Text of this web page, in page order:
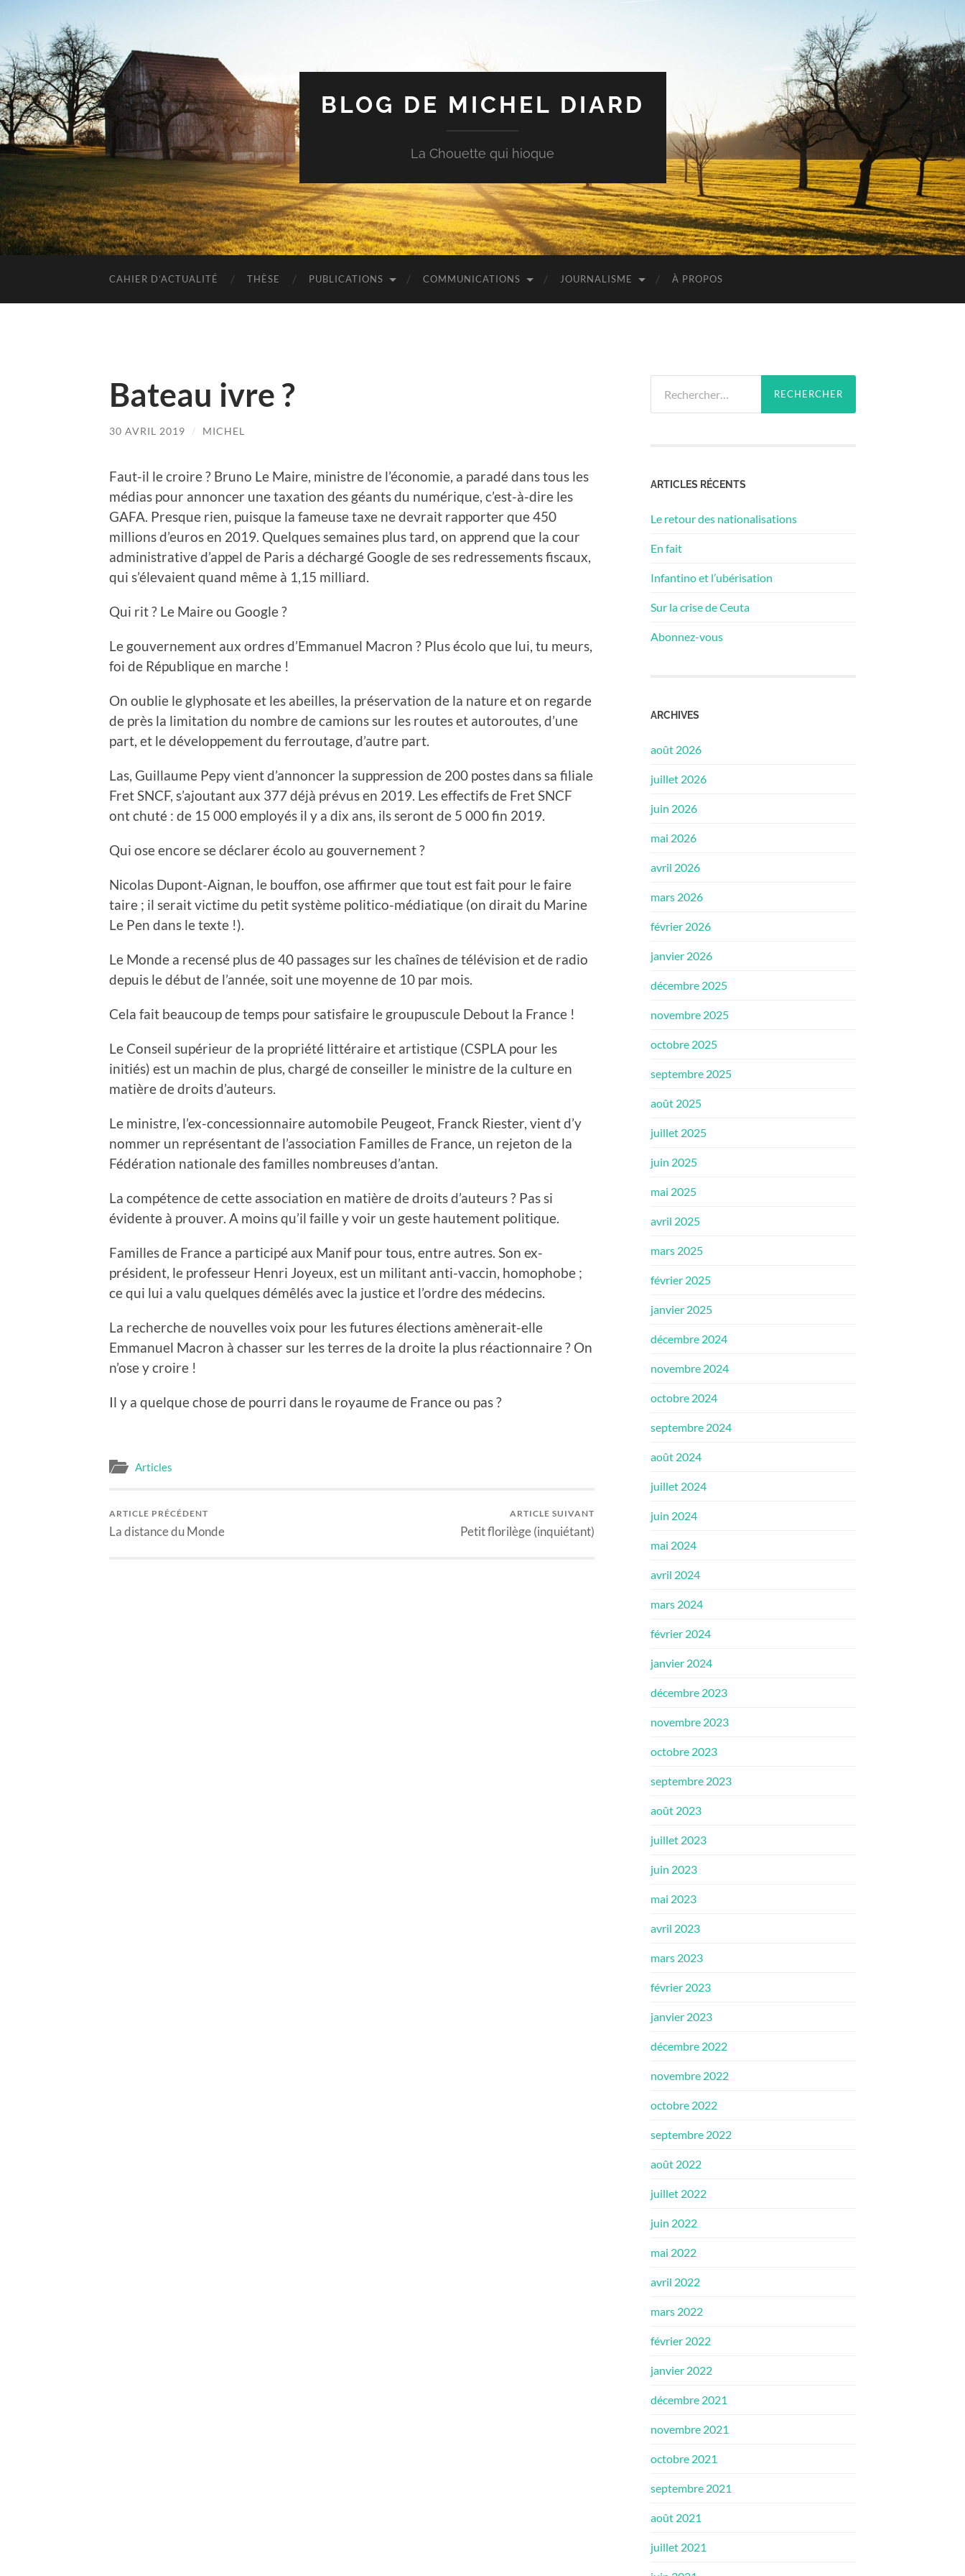
BLOG DE MICHEL DIARD
La Chouette qui hioque
CAHIER D’ACTUALITÉ THÈSE PUBLICATIONS COMMUNICATIONS JOURNALISME À PROPOS
Bateau ivre ?
30 AVRIL 2019 / MICHEL
Faut-il le croire ? Bruno Le Maire, ministre de l’économie, a paradé dans tous les
médias pour annoncer une taxation des géants du numérique, c’est-à-dire les
GAFA. Presque rien, puisque la fameuse taxe ne devrait rapporter que 450
millions d’euros en 2019. Quelques semaines plus tard, on apprend que la cour
administrative d’appel de Paris a déchargé Google de ses redressements fiscaux,
qui s’élevaient quand même à 1,15 milliard.
Qui rit ? Le Maire ou Google ?
Le gouvernement aux ordres d’Emmanuel Macron ? Plus écolo que lui, tu meurs,
foi de République en marche !
On oublie le glyphosate et les abeilles, la préservation de la nature et on regarde
de près la limitation du nombre de camions sur les routes et autoroutes, d’une
part, et le développement du ferroutage, d’autre part.
Las, Guillaume Pepy vient d’annoncer la suppression de 200 postes dans sa filiale
Fret SNCF, s’ajoutant aux 377 déjà prévus en 2019. Les effectifs de Fret SNCF
ont chuté : de 15 000 employés il y a dix ans, ils seront de 5 000 fin 2019.
Qui ose encore se déclarer écolo au gouvernement ?
Nicolas Dupont-Aignan, le bouffon, ose affirmer que tout est fait pour le faire
taire ; il serait victime du petit système politico-médiatique (on dirait du Marine
Le Pen dans le texte !).
Le Monde a recensé plus de 40 passages sur les chaînes de télévision et de radio
depuis le début de l’année, soit une moyenne de 10 par mois.
Cela fait beaucoup de temps pour satisfaire le groupuscule Debout la France !
Le Conseil supérieur de la propriété littéraire et artistique (CSPLA pour les
initiés) est un machin de plus, chargé de conseiller le ministre de la culture en
matière de droits d’auteurs.
Le ministre, l’ex-concessionnaire automobile Peugeot, Franck Riester, vient d’y
nommer un représentant de l’association Familles de France, un rejeton de la
Fédération nationale des familles nombreuses d’antan.
La compétence de cette association en matière de droits d’auteurs ? Pas si
évidente à prouver. A moins qu’il faille y voir un geste hautement politique.
Familles de France a participé aux Manif pour tous, entre autres. Son ex-
président, le professeur Henri Joyeux, est un militant anti-vaccin, homophobe ;
ce qui lui a valu quelques démêlés avec la justice et l’ordre des médecins.
La recherche de nouvelles voix pour les futures élections amènerait-elle
Emmanuel Macron à chasser sur les terres de la droite la plus réactionnaire ? On
n’ose y croire !
Il y a quelque chose de pourri dans le royaume de France ou pas ?
Articles
ARTICLE PRÉCÉDENT
La distance du Monde
ARTICLE SUIVANT
Petit florilège (inquiétant)
ARTICLES RÉCENTS
Le retour des nationalisations
En fait
Infantino et l’ubérisation
Sur la crise de Ceuta
Abonnez-vous
ARCHIVES
août 2026
juillet 2026
juin 2026
mai 2026
avril 2026
mars 2026
février 2026
janvier 2026
décembre 2025
novembre 2025
octobre 2025
septembre 2025
août 2025
juillet 2025
juin 2025
mai 2025
avril 2025
mars 2025
février 2025
janvier 2025
décembre 2024
novembre 2024
octobre 2024
septembre 2024
août 2024
juillet 2024
juin 2024
mai 2024
avril 2024
mars 2024
février 2024
janvier 2024
décembre 2023
novembre 2023
octobre 2023
septembre 2023
août 2023
juillet 2023
juin 2023
mai 2023
avril 2023
mars 2023
février 2023
janvier 2023
décembre 2022
novembre 2022
octobre 2022
septembre 2022
août 2022
juillet 2022
juin 2022
mai 2022
avril 2022
mars 2022
février 2022
janvier 2022
décembre 2021
novembre 2021
octobre 2021
septembre 2021
août 2021
juillet 2021